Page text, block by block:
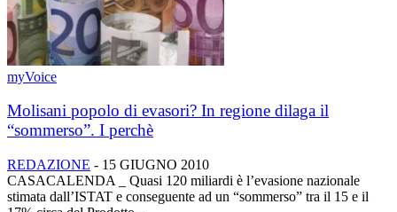
myVoice
Molisani popolo di evasori? In regione dilaga il
“sommerso”. I perchè
REDAZIONE - 15 GIUGNO 2010
CASACALENDA _ Quasi 120 miliardi è l’evasione nazionale
stimata dall’ISTAT e conseguente ad un “sommerso” tra il 15 e il